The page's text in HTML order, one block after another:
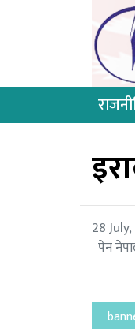
28
पेन